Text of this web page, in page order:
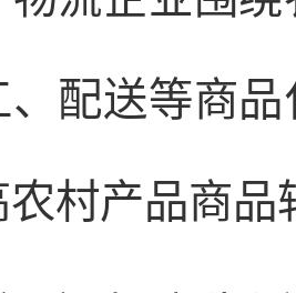
、配送等商
农村产品商品